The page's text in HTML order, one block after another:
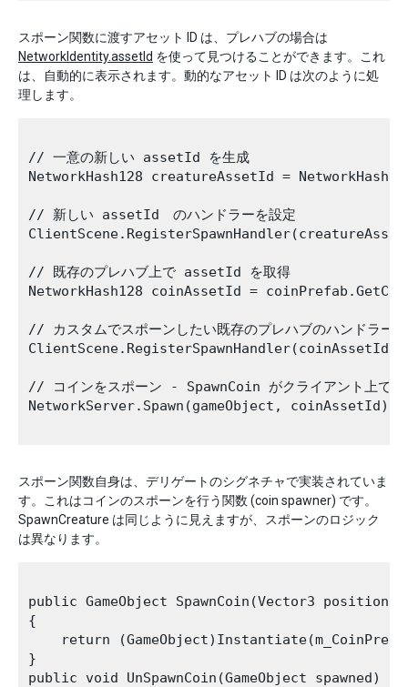
スポーン関数に渡すアセット ID は、プレハブの場合は
NetworkIdentity.assetId を使って見つけることができます。これ
は、自動的に表示されます。動的なアセット ID は次のように処
理します。
// 一意の新しい assetId を生成
NetworkHash128 creatureAssetId =
// 新しい assetId　のハンドラーを設定
// 既存のプレハブ上で assetId を取得
NetworkHash128 coinAssetId =
// カスタムでスポーンしたい既存のプレハブのハンドラー
ClientScene.RegisterSpawnHandler(coinAssetId,
// コインをスポーン - SpawnCoin がクライアント上で呼
NetworkServer.Spawn(gameObject, coinAssetId);
スポーン関数自身は、デリゲートのシグネチャで実装されていま
す。これはコインのスポーンを行う関数 (coin spawner) です。
SpawnCreature は同じように見えますが、スポーンのロジック
は異なります。
public GameObject SpawnCoin(Vector3 position,
{
return
}
public void UnSpawnCoin(GameObject spawned)